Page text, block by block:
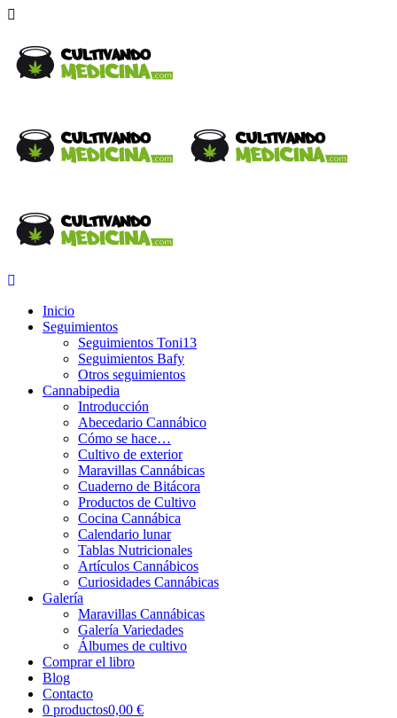
Inicio
Seguimientos
Seguimientos Toni13
Seguimientos Bafy
Otros seguimientos
Cannabipedia
Introducción
Abecedario Cannábico
Cómo se hace…
Cultivo de exterior
Maravillas Cannábicas
Cuaderno de Bitácora
Productos de Cultivo
Cocina Cannábica
Calendario lunar
Tablas Nutricionales
Artículos Cannábicos
Curiosidades Cannábicas
Galería
Maravillas Cannábicas
Galería Variedades
Álbumes de cultivo
Comprar el libro
Blog
Contacto
0 productos0,00 €